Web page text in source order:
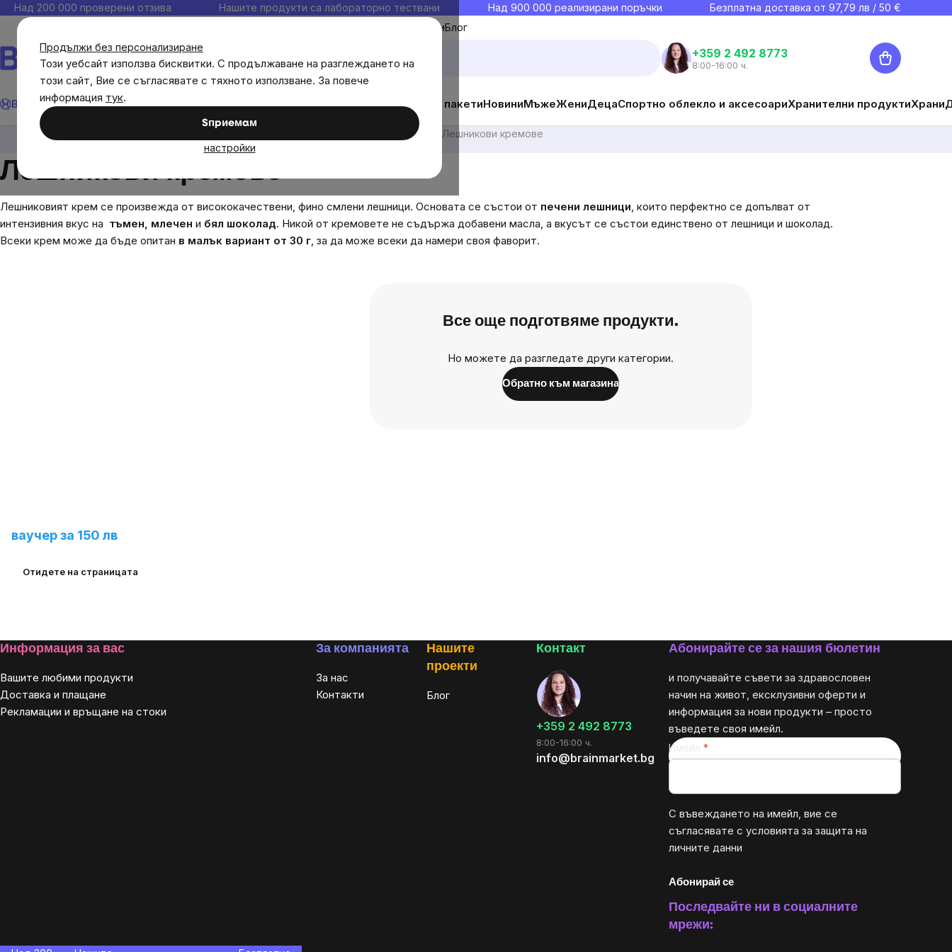
Продължи без персонализиране
Този уебсайт използва бисквитки. С продължаване на разглеждането на
този сайт, Вие се съгласявате с тяхното използване. За повече
информация тук.
Sпpиeмaм
настройки
Прескочи
към
съдържанието
Над 200 000 проверени отзива Нашите продукти са лабораторно тествани Над 900 000 реализирани поръчки Безплатна доставка от 97,79 лв / 50 €
Моите любимиБлог
+359 2 492 8773
8:00-16:00 ч.
Количка
Brainmax Имунитет Акции💪 WomenPowerЦелиДиетични добавкиИзгодни пакетиНовиниМъжеЖениДецаСпортно облекло и аксесоариХранителни продуктиХрани
Ядкови кремове, конфитюри и мармалади Лешникови кремове
Лешникови кремове
Лешниковият крем се произвежда от висококачествени, фино смлени лешници. Основата се състои от печени лешници, които перфектно се допълват от
интензивния вкус на тъмен, млечен и бял шоколад. Никой от кремовете не съдържа добавени масла, а вкусът се състои единствено от лешници и шоколад.
Всеки крем може да бъде опитан в малък вариант от 30 г, за да може всеки да намери своя фаворит.
ваучер за 150 лв
Отидете на страницата
Все още подготвяме продукти.
Но можете да разгледате други категории.
Обратно към магазина
Footer
Информация за вас
Вашите любими продукти
Доставка и плащане
Рекламации и връщане на стоки
За компанията
За нас
Контакти
Нашите
проекти
Блог
Контакт
+359 2 492 8773
8:00-16:00 ч.
info@brainmarket.bg
Абонирайте се за нашия бюлетин
и получавайте съвети за здравословен
начин на живот, ексклузивни оферти и
информация за нови продукти – просто
въведете своя имейл.
Имейл
С въвеждането на имейл, вие се
съгласявате с условията за защита на
личните данни
Абонирай се
Последвайте ни в социалните
мрежи: